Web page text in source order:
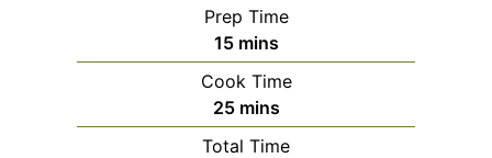
Prep Time
15minutes
mins
Cook Time
25minutes
mins
Total Time